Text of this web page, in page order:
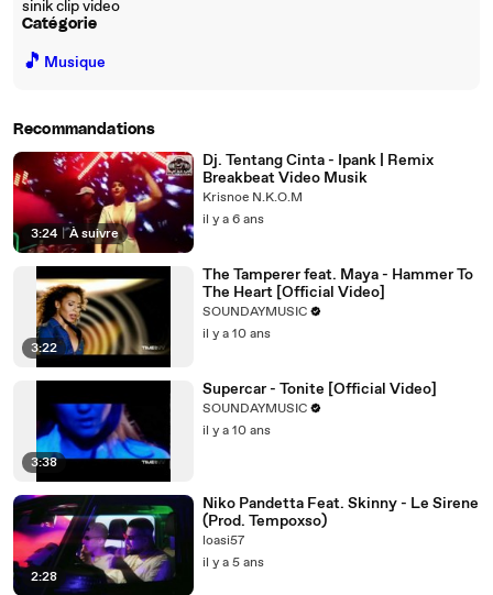
sinik clip video
Catégorie
🎵 Musique
Recommandations
3:24 | À suivre
Dj. Tentang Cinta - Ipank | Remix
Breakbeat Video Musik
Krisnoe N.K.O.M
il y a 6 ans
3:22
The Tamperer feat. Maya - Hammer To
The Heart [Official Video]
SOUNDAYMUSIC
il y a 10 ans
3:38
Supercar - Tonite [Official Video]
SOUNDAYMUSIC
il y a 10 ans
2:28
Niko Pandetta Feat. Skinny - Le Sirene
(Prod. Tempoxso)
loasi57
il y a 5 ans